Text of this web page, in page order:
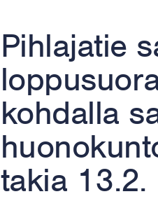
Pihlajatie
kohdalla
takia 13.2.